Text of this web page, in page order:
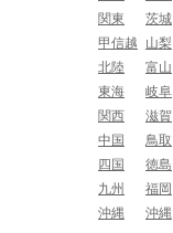
関東
茨城
甲信越
山梨
北陸
富山
東海
岐阜
関西
滋賀
中国
鳥取
四国
徳島
九州
福岡
沖縄
沖縄